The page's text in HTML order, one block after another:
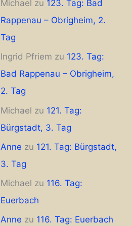
Michael zu 123. Tag: Bad
Rappenau – Obrigheim, 2.
Tag
Ingrid Pfriem zu 123. Tag:
Bad Rappenau – Obrigheim,
2. Tag
Michael zu 121. Tag:
Bürgstadt, 3. Tag
Anne zu 121. Tag: Bürgstadt,
3. Tag
Michael zu 116. Tag:
Euerbach
Anne zu 116. Tag: Euerbach